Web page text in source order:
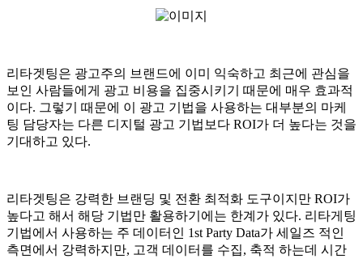
리타겟팅은 광고주의 브랜드에 이미 익숙하고 최근에 관심을
보인 사람들에게 광고 비용을 집중시키기 때문에 매우 효과적
이다. 그렇기 때문에 이 광고 기법을 사용하는 대부분의 마케
팅 담당자는 다른 디지털 광고 기법보다 ROI가 더 높다는 것을
기대하고 있다.
리타겟팅은 강력한 브랜딩 및 전환 최적화 도구이지만 ROI가
높다고 해서 해당 기법만 활용하기에는 한계가 있다. 리타게팅
기법에서 사용하는 주 데이터인 1st Party Data가 세일즈 적인
측면에서 강력하지만, 고객 데이터를 수집, 축적 하는데 시간